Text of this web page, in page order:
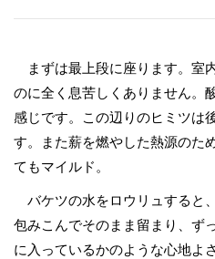
まずは最上段に座ります。室
のに全く息苦しくありません。
感じです。この辺りのヒミツは
す。また薪を燃やした熱源のた
てもマイルド。
バケツの水をロウリュすると
包みこんでそのまま留まり、ず
に入っているかのような心地よ